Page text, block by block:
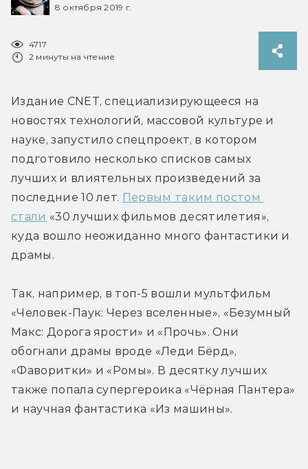
8 октября 2019 г.
4717
2 минуты на чтение
Издание CNET, специализирующееся на
новостях технологий, массовой культуре и
науке, запустило спецпроект, в котором
подготовило несколько списков самых
лучших и влиятельных произведений за
последние 10 лет. Первым таким постом
стали «30 лучших фильмов десятилетия»,
куда вошло неожиданно много фантастики и
драмы.
Так, например, в топ-5 вошли мультфильм
«Человек-Паук: Через вселенные», «Безумный
Макс: Дорога ярости» и «Прочь». Они
обогнали драмы вроде «Леди Бёрд»,
«Фаворитки» и «Ромы». В десятку лучших
также попала супергероика «Чёрная Пантера»
и научная фантастика «Из машины».